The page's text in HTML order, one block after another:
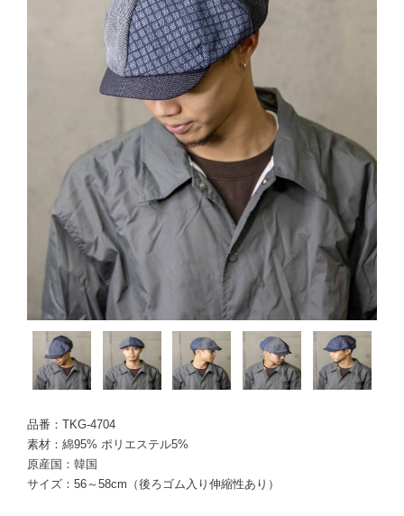
品番：TKG-4704
素材：綿95% ポリエステル5%
原産国：韓国
サイズ：56～58cm（後ろゴム入り伸縮性あり）